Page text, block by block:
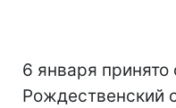
6 января принято
Рождественский